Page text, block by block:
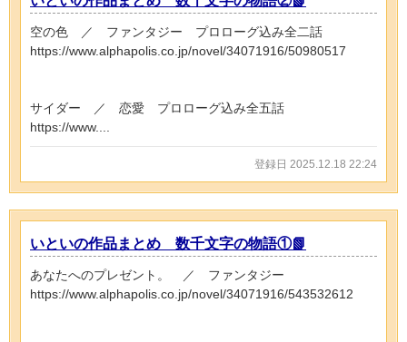
空の色 ／ ファンタジー プロローグ込み全二話
https://www.alphapolis.co.jp/novel/34071916/50980517
サイダー ／ 恋愛 プロローグ込み全五話
https://www....
登録日 2025.12.18 22:24
いといの作品まとめ 数千文字の物語①📗
あなたへのプレゼント。 ／ ファンタジー
https://www.alphapolis.co.jp/novel/34071916/543532612